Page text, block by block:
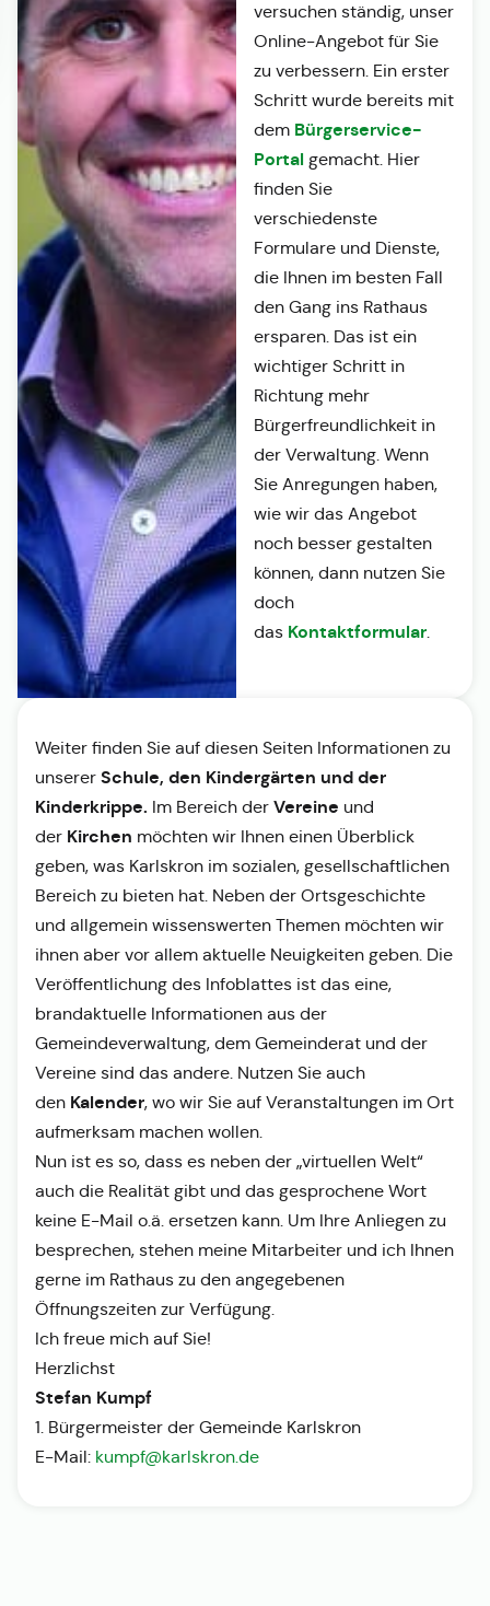
versuchen ständig, unser
Online-Angebot für Sie
zu verbessern. Ein erster
Schritt wurde bereits mit
dem Bürgerservice-
Portalgemacht. Hier
finden Sie
verschiedenste
Formulare und Dienste,
die Ihnen im besten Fall
den Gang ins Rathaus
ersparen. Das ist ein
wichtiger Schritt in
Richtung mehr
Bürgerfreundlichkeit in
der Verwaltung. Wenn
Sie Anregungen haben,
wie wir das Angebot
noch besser gestalten
können, dann nutzen Sie
doch
das Kontaktformular.
Weiter finden Sie auf diesen Seiten Informationen zu
unserer Schule, den Kindergärten und der
Kinderkrippe. Im Bereich der Vereine und
der Kirchen möchten wir Ihnen einen Überblick
geben, was Karlskron im sozialen, gesellschaftlichen
Bereich zu bieten hat. Neben der Ortsgeschichte
und allgemein wissenswerten Themen möchten wir
ihnen aber vor allem aktuelle Neuigkeiten geben. Die
Veröffentlichung des Infoblattes ist das eine,
brandaktuelle Informationen aus der
Gemeindeverwaltung, dem Gemeinderat und der
Vereine sind das andere. Nutzen Sie auch
den Kalender, wo wir Sie auf Veranstaltungen im Ort
aufmerksam machen wollen.
Nun ist es so, dass es neben der „virtuellen Welt“
auch die Realität gibt und das gesprochene Wort
keine E-Mail o.ä. ersetzen kann. Um Ihre Anliegen zu
besprechen, stehen meine Mitarbeiter und ich Ihnen
gerne im Rathaus zu den angegebenen
Öffnungszeiten zur Verfügung.
Ich freue mich auf Sie!
Herzlichst
Stefan Kumpf
1. Bürgermeister der Gemeinde Karlskron
E-Mail: kumpf@karlskron.de